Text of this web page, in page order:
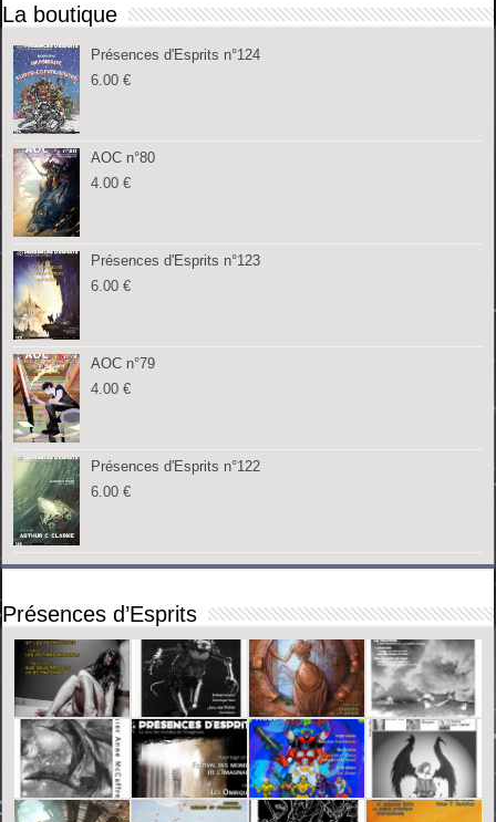
La boutique
Présences d'Esprits n°124
6.00€
AOC n°80
4.00€
Présences d'Esprits n°123
6.00€
AOC n°79
4.00€
Présences d'Esprits n°122
6.00€
Présences d’Esprits